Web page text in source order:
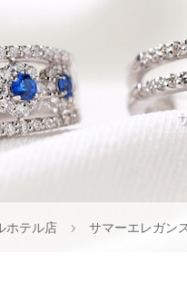
ホテル店 サマーエレガン